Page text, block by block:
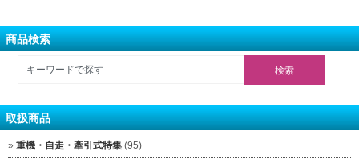
商品検索
取扱商品
重機・自走・牽引式特集 (95)